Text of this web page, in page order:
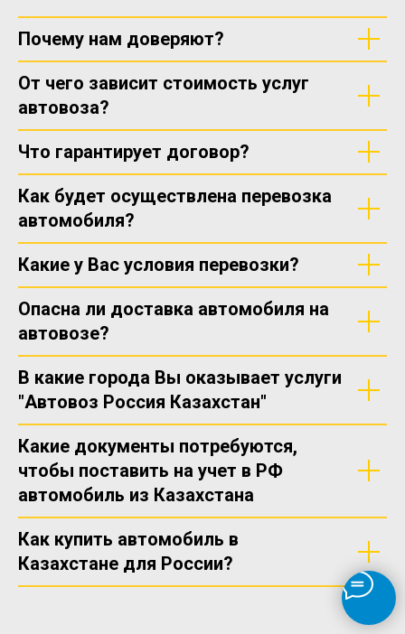
Почему нам доверяют?
От чего зависит стоимость услуг
автовоза?
Что гарантирует договор?
Как будет осуществлена перевозка
автомобиля?
Какие у Вас условия перевозки?
Опасна ли доставка автомобиля на
автовозе?
В какие города Вы оказывает услуги
"Автовоз Россия Казахстан"
Какие документы потребуются,
чтобы поставить на учет в РФ
автомобиль из Казахстана
Как купить автомобиль в
Казахстане для России?